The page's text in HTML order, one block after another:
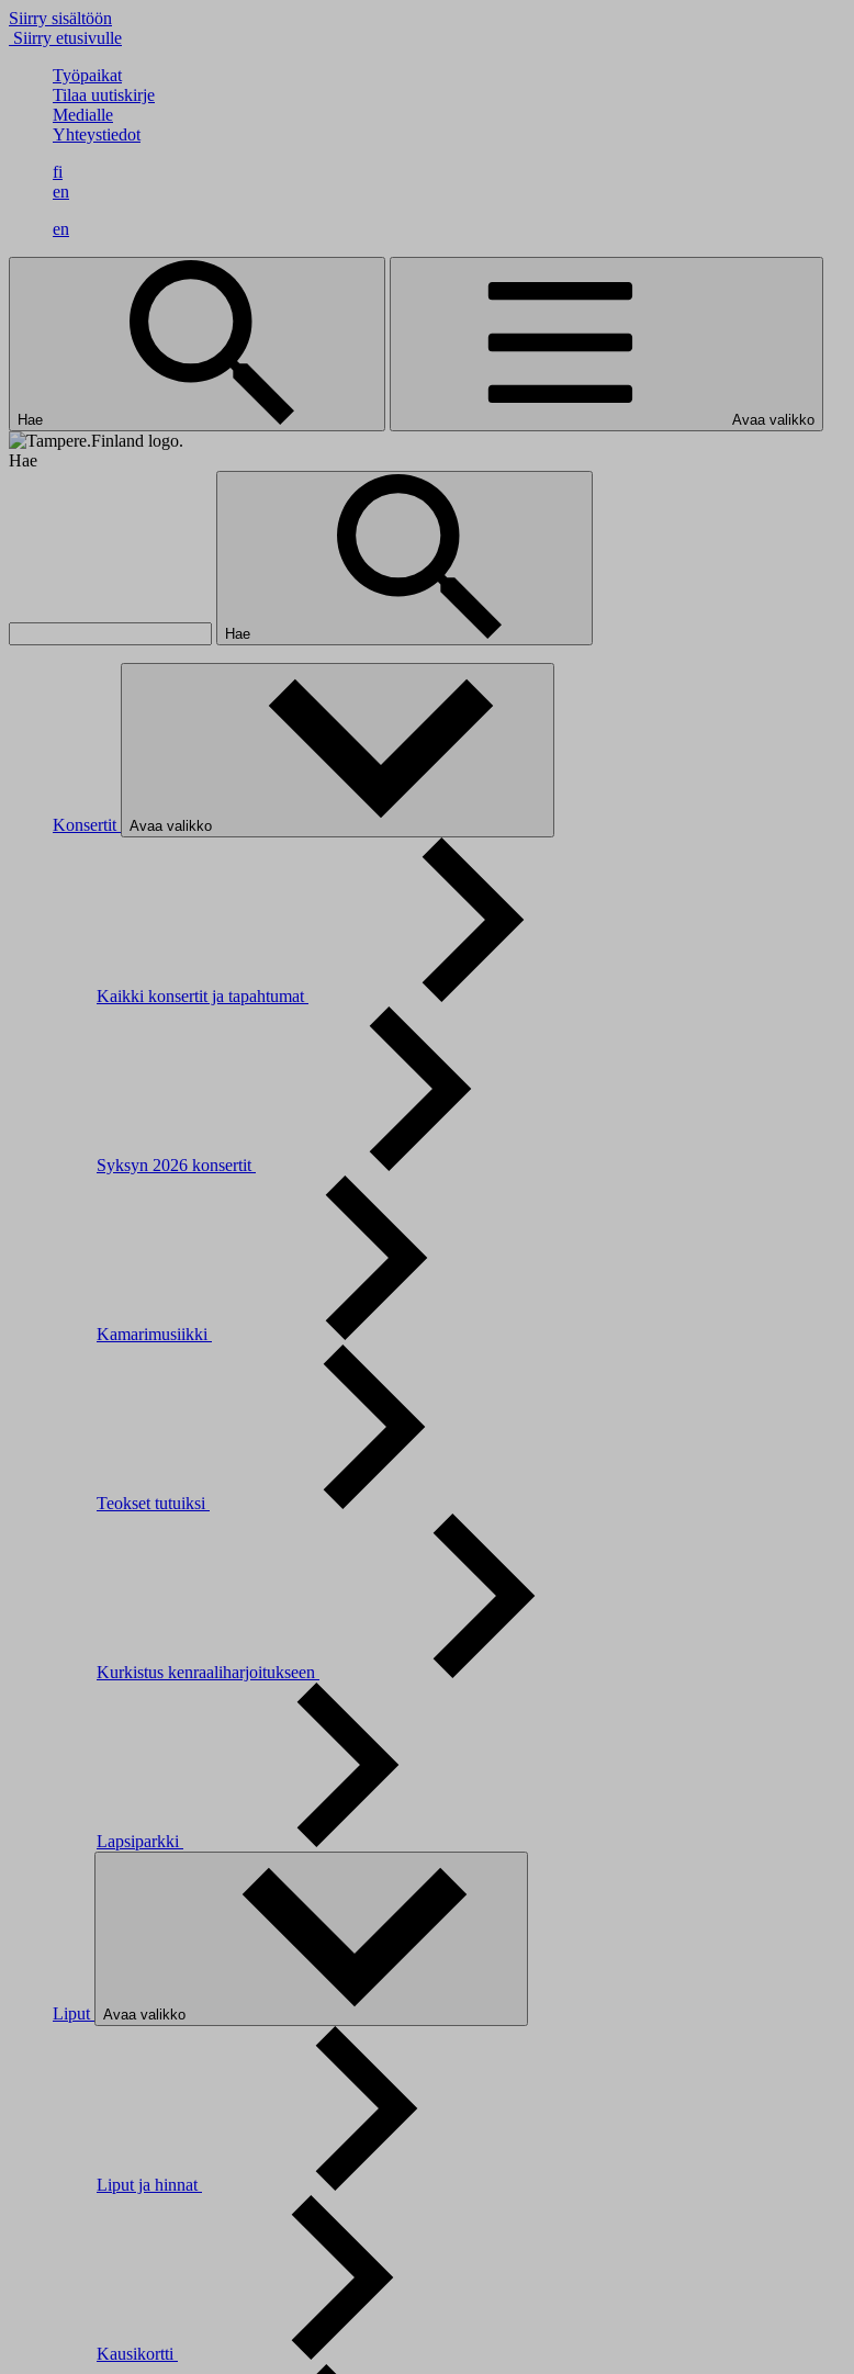
Siirry sisältöön
Siirry etusivulle
Työpaikat
Tilaa uutiskirje
Medialle
Yhteystiedot
fi
en
en
Hae Avaa valikko
Hae
Hae
Konsertit Avaa valikko
Kaikki konsertit ja tapahtumat
Syksyn 2026 konsertit
Kamarimusiikki
Teokset tutuiksi
Kurkistus kenraaliharjoitukseen
Lapsiparkki
Liput Avaa valikko
Liput ja hinnat
Kausikortti